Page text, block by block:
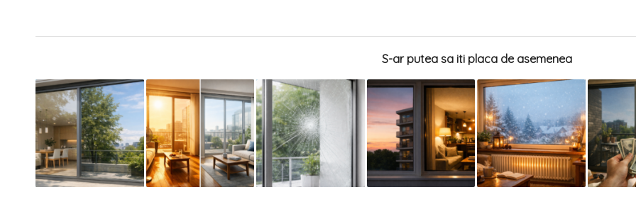
S-ar putea sa iti placa de asemenea